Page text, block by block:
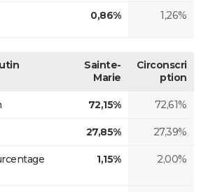
0,86% 1,26%
Sainte-
Marie
Circonscri
ption
72,15% 72,61%
27,85% 27,39%
1,15% 2,00%